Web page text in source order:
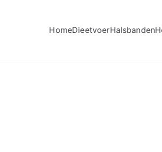
HomeDieetvoerHalsbanden